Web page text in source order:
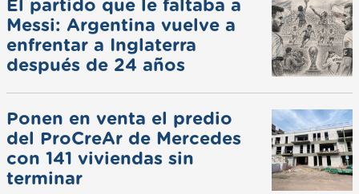
El partido que le faltaba a
Messi: Argentina vuelve a
enfrentar a Inglaterra
después de 24 años
Ponen en venta el predio
del ProCreAr de Mercedes
con 141 viviendas sin
terminar